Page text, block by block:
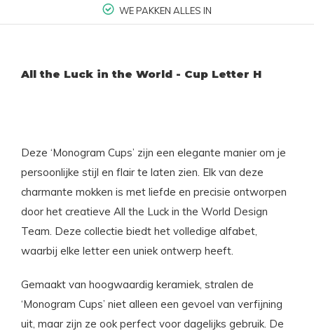
WE PAKKEN ALLES IN
All the Luck in the World - Cup Letter H
Deze ‘Monogram Cups’ zijn een elegante manier om je
persoonlijke stijl en flair te laten zien. Elk van deze
charmante mokken is met liefde en precisie ontworpen
door het creatieve All the Luck in the World Design
Team. Deze collectie biedt het volledige alfabet,
waarbij elke letter een uniek ontwerp heeft.
Gemaakt van hoogwaardig keramiek, stralen de
‘Monogram Cups’ niet alleen een gevoel van verfijning
uit, maar zijn ze ook perfect voor dagelijks gebruik. De